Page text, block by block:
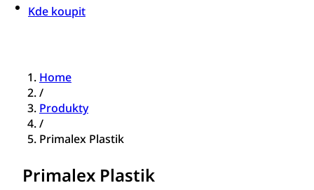
Kde koupit
Home
/
Produkty
/
Primalex Plastik
Primalex Plastik